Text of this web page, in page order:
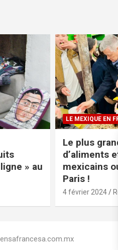
» au
LE MEXIQUE EN
Le plus
d’aliments
mexicains
Paris !
4 février 2024